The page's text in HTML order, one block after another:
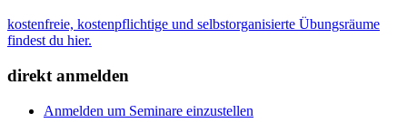
kostenfreie, kostenpflichtige und selbstorganisierte Übungsräume
findest du hier.
direkt anmelden
Anmelden um Seminare einzustellen